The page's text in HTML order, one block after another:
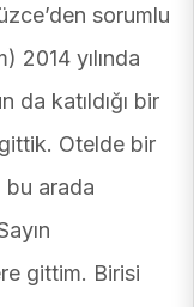
sorumlu
2014 yılında
da katıldığı bir
Otelde bir
bu arada
gittim. Birisi